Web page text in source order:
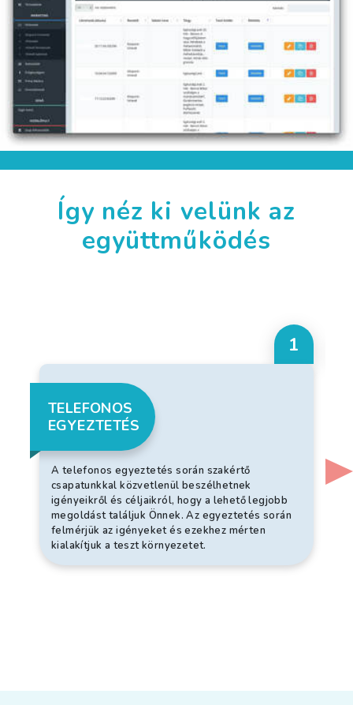
Így néz ki velünk az
együttműködés
TELEFONOS
EGYEZTETÉS
A telefonos egyeztetés során szakértő
csapatunkkal közvetlenül beszélhetnek
igényeikről és céljaikról, hogy a lehető legjobb
megoldást találjuk Önnek. Az egyeztetés során
felmérjük az igényeket és ezekhez mérten
kialakítjuk a teszt környezetet.
1